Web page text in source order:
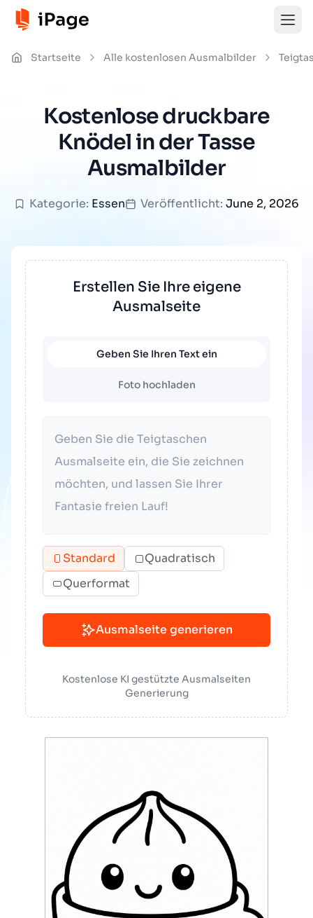
Startseite Alle kostenlosen Ausmalbilder
Kostenlose druckbare
Knödel in der Tasse
Ausmalbilder
Kategorie: Essen Veröffentlicht: June 2, 2026
Erstellen Sie Ihre eigene
Ausmalseite
Geben Sie Ihren Text ein
Foto hochladen
Standard
Quadratisch
Querformat
Ausmalseite generieren
Kostenlose KI gestützte Ausmalseiten
Generierung